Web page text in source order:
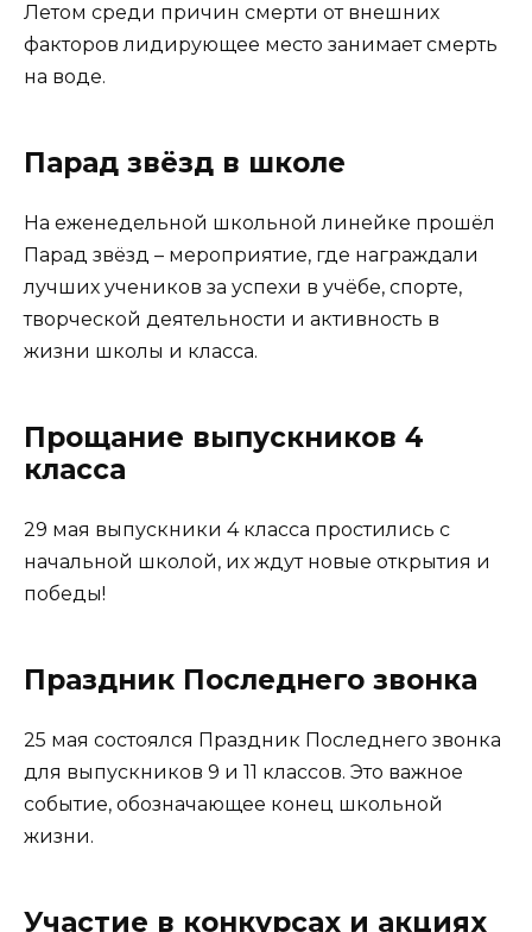
Летом среди причин смерти от внешних
факторов лидирующее место занимает смерть
на воде.
Парад звёзд в школе
На еженедельной школьной линейке прошёл
Парад звёзд – мероприятие, где награждали
лучших учеников за успехи в учёбе, спорте,
творческой деятельности и активность в
жизни школы и класса.
Прощание выпускников 4
класса
29 мая выпускники 4 класса простились с
начальной школой, их ждут новые открытия и
победы!
Праздник Последнего звонка
25 мая состоялся Праздник Последнего звонка
для выпускников 9 и 11 классов. Это важное
событие, обозначающее конец школьной
жизни.
Участие в конкурсах и акциях